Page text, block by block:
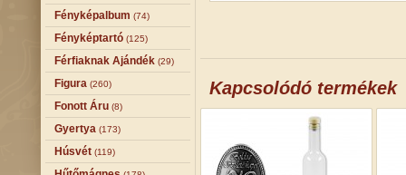
Fényképalbum (74)
Fényképtartó (125)
Férfiaknak Ajándék (29)
Figura (260)
Fonott Áru (8)
Gyertya (173)
Húsvét (119)
Kapcsolódó termékek